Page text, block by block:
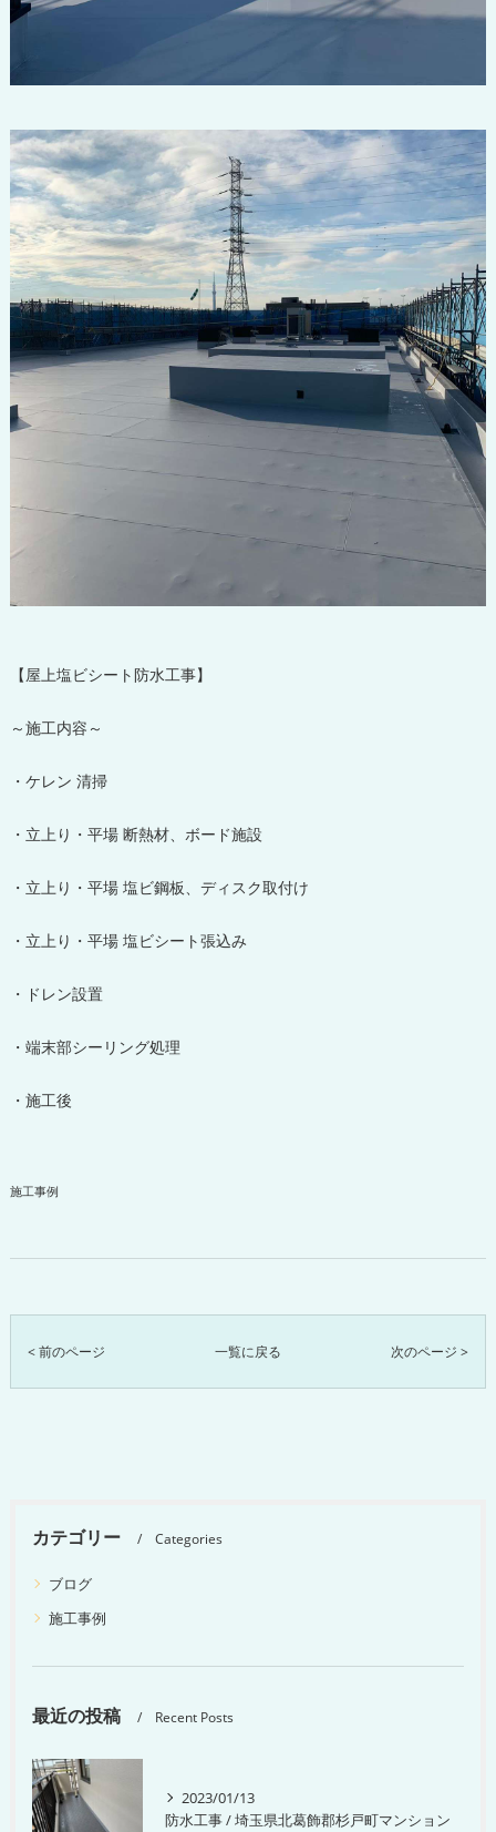
【屋上塩ビシート防水工事】
～施工内容～
・ケレン 清掃
・立上り・平場 断熱材、ボード施設
・立上り・平場 塩ビ鋼板、ディスク取付け
・立上り・平場 塩ビシート張込み
・ドレン設置
・端末部シーリング処理
・施工後
施工事例
< 前のページ 一覧に戻る 次のページ >
カテゴリー Categories
ブログ
施工事例
最近の投稿 Recent Posts
2023/01/13
防水工事 / 埼玉県北葛飾郡杉戸町マンション